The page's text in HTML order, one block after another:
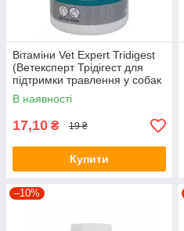
Вітаміни Vet Expert Tridigest
(Ветексперт Трідігест для
підтримки травлення у собак
і кішок) 1 табл.
В наявності
17,10 ₴ 19 ₴
Купити
–10%